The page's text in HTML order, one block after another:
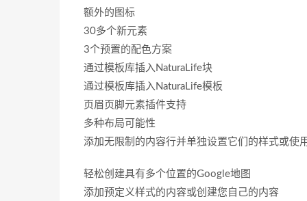
额外的图标
30多个新元素
3个预置的配色方案
通过模板库插入NaturaLife块
通过模板库插入NaturaLife模板
页眉页脚元素插件支持
多种布局可能性
添加无限制的内容行并单独设置它们的样式或使
轻松创建具有多个位置的Google地图
添加预定义样式的内容或创建您自己的内容